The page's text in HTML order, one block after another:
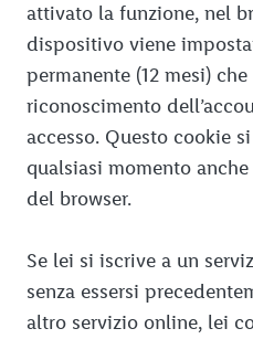
attivato la funzione, nel
dispositivo viene
permanente (12 mesi)
riconoscimento
accesso. Questo cookie
qualsiasi momento
del browser.
Se lei si iscrive a un
senza essersi
altro servizio online, lei